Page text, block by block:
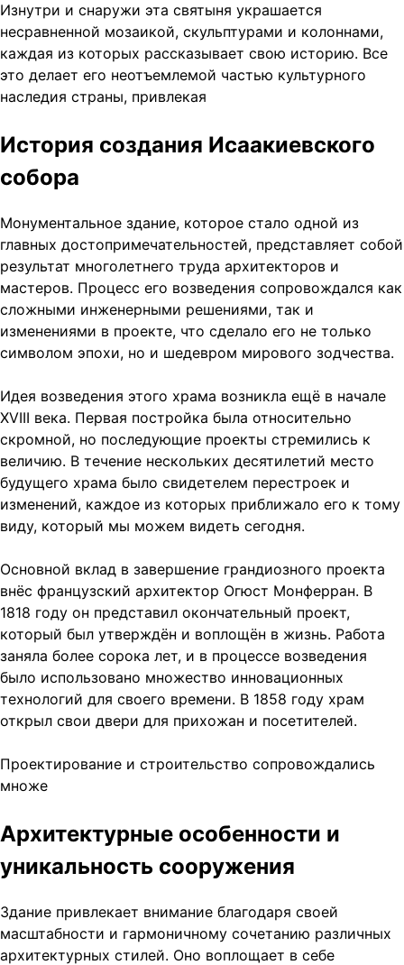
Изнутри и снаружи эта святыня украшается
несравненной мозаикой, скульптурами и колоннами,
каждая из которых рассказывает свою историю. Все
это делает его неотъемлемой частью культурного
наследия страны, привлекая
История создания Исаакиевского
собора
Монументальное здание, которое стало одной из
главных достопримечательностей, представляет собой
результат многолетнего труда архитекторов и
мастеров. Процесс его возведения сопровождался как
сложными инженерными решениями, так и
изменениями в проекте, что сделало его не только
символом эпохи, но и шедевром мирового зодчества.
Идея возведения этого храма возникла ещё в начале
XVIII века. Первая постройка была относительно
скромной, но последующие проекты стремились к
величию. В течение нескольких десятилетий место
будущего храма было свидетелем перестроек и
изменений, каждое из которых приближало его к тому
виду, который мы можем видеть сегодня.
Основной вклад в завершение грандиозного проекта
внёс французский архитектор Огюст Монферран. В
1818 году он представил окончательный проект,
который был утверждён и воплощён в жизнь. Работа
заняла более сорока лет, и в процессе возведения
было использовано множество инновационных
технологий для своего времени. В 1858 году храм
открыл свои двери для прихожан и посетителей.
Проектирование и строительство сопровождались
множе
Архитектурные особенности и
уникальность сооружения
Здание привлекает внимание благодаря своей
масштабности и гармоничному сочетанию различных
архитектурных стилей. Оно воплощает в себе